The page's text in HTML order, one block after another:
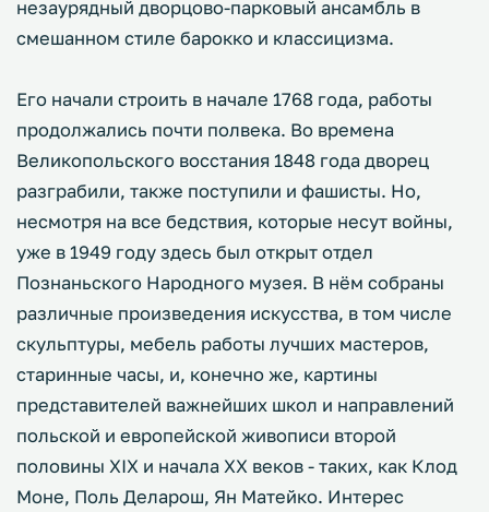
незаурядный дворцово-парковый ансамбль в
смешанном стиле барокко и классицизма.
Его начали строить в начале 1768 года, работы
продолжались почти полвека. Во времена
Великопольского восстания 1848 года дворец
разграбили, также поступили и фашисты. Но,
несмотря на все бедствия, которые несут войны,
уже в 1949 году здесь был открыт отдел
Познаньского Народного музея. В нём собраны
различные произведения искусства, в том числе
скульптуры, мебель работы лучших мастеров,
старинные часы, и, конечно же, картины
представителей важнейших школ и направлений
польской и европейской живописи второй
половины XIX и начала XX веков - таких, как Клод
Моне, Поль Деларош, Ян Матейко. Интерес